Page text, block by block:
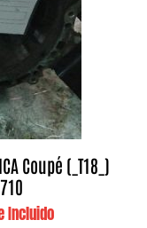
Coupé (_T18_)
Incluido